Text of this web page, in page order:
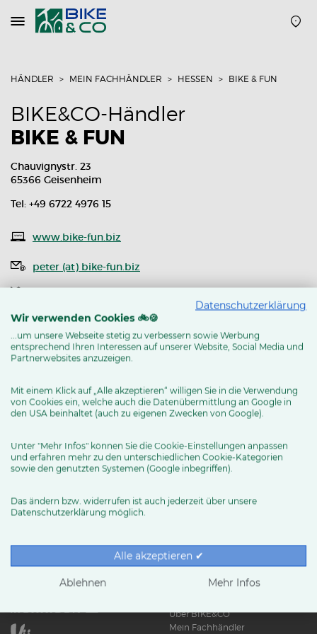
Navigation
öffnen
HÄNDLER MEIN FACHHÄNDLER HESSEN BIKE & FUN
BIKE&CO-Händler
BIKE & FUN
Chauvignystr. 23
65366 Geisenheim
Tel: +49 6722 4976 15
www.bike-fun.biz
peter (at) bike-fun.biz
Routenplaner
MEHR ERFAHREN
News & Trends
Ratgeber
Über BIKE&CO
Mein Fachhändler
Datenschutzerklärung
Wir verwenden Cookies 🚲🍪
...um unsere Webseite stetig zu verbessern sowie Werbung
entsprechend Ihren Interessen auf unserer Website, Social Media und
Partnerwebsites anzuzeigen.
Mit einem Klick auf „Alle akzeptieren“ willigen Sie in die Verwendung
von Cookies ein, welche auch die Datenübermittlung an Google in
den USA beinhaltet (auch zu eigenen Zwecken von Google).
Unter "Mehr Infos" können Sie die Cookie-Einstellungen anpassen
und erfahren mehr zu den unterschiedlichen Cookie-Kategorien
sowie den genutzten Systemen (Google inbegriffen).
Das ändern bzw. widerrufen ist auch jederzeit über unsere
Datenschutzerklärung möglich.
Alle akzeptieren ✔
Ablehnen Mehr Infos